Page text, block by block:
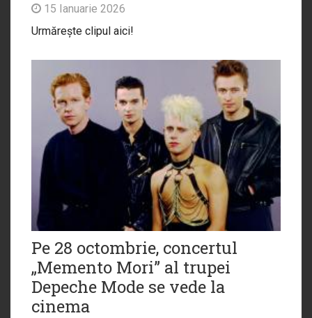
15 Ianuarie 2026
Urmărește clipul aici!
Pe 28 octombrie, concertul
„Memento Mori” al trupei
Depeche Mode se vede la
cinema